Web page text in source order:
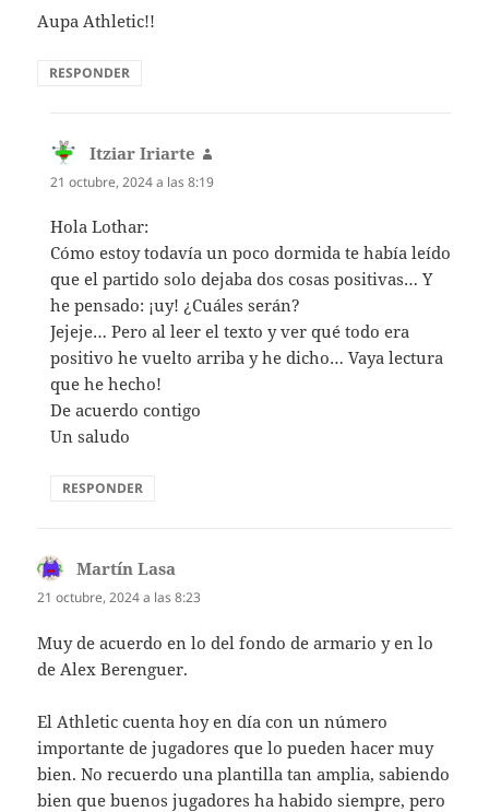
Aupa Athletic!!
RESPONDER
Itziar Iriarte
21 octubre, 2024 a las 8:19
Hola Lothar:
Cómo estoy todavía un poco dormida te había leído
que el partido solo dejaba dos cosas positivas… Y
he pensado: ¡uy! ¿Cuáles serán?
Jejeje… Pero al leer el texto y ver qué todo era
positivo he vuelto arriba y he dicho… Vaya lectura
que he hecho!
De acuerdo contigo
Un saludo
RESPONDER
Martín Lasa
21 octubre, 2024 a las 8:23
Muy de acuerdo en lo del fondo de armario y en lo
de Alex Berenguer.
El Athletic cuenta hoy en día con un número
importante de jugadores que lo pueden hacer muy
bien. No recuerdo una plantilla tan amplia, sabiendo
bien que buenos jugadores ha habido siempre, pero